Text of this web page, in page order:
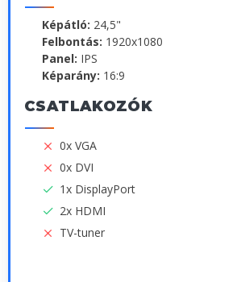
Képátló: 24,5"
Felbontás: 1920x1080
Panel: IPS
Képarány: 16:9
CSATLAKOZÓK
0x VGA
0x DVI
1x DisplayPort
2x HDMI
TV-tuner